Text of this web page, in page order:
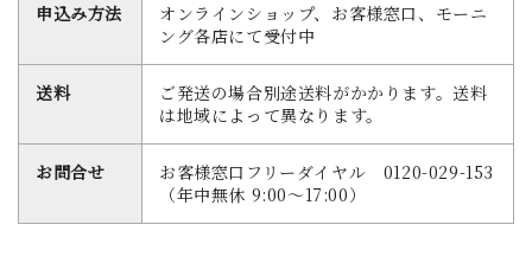
申込み方法
オンラインショップ、お客様窓口、モーニ
ング各店にて受付中
送料
ご発送の場合別途送料がかかります。送料
は地域によって異なります。
お問合せ
お客様窓口フリーダイヤル 0120-029-153
（年中無休 9:00～17:00）